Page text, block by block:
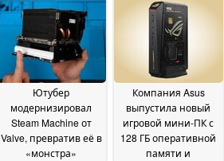
Ютубер
модернизировал
Steam Machine от
Valve, превратив её в
«монстра»
Компания Asus
выпустила новый
игровой мини-ПК с
128 ГБ оперативной
памяти и